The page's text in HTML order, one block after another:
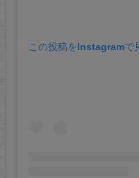
この投稿をInstagramで